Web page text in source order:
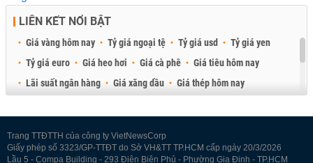
LIÊN KẾT NỔI BẬT
Giá vàng hôm nay Tỷ giá ngoại tệ Tỷ giá usd
Tỷ giá yen
Tỷ giá euro
Giá heo hơi Giá cà phê
Giá tiêu hôm nay
Lãi suất ngân hàng
Giá xăng dầu
Giá thép hôm nay
Trang TTĐTTH của công ty VietNewsCorp
Giấy phép số 3323/GP-TTĐT do Sở VH&TT TP.HCM cấp ngày 20/3/2026
Lầu 5 - Compa Building - 293 Điện Biên Phủ - Phường Gia Định - TP.HCM